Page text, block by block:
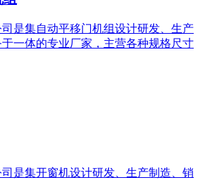
是集自动平移门机组设计研发、生产
一体的专业厂家，主营各种规格尺寸
是集开窗机设计研发、生产制造、销